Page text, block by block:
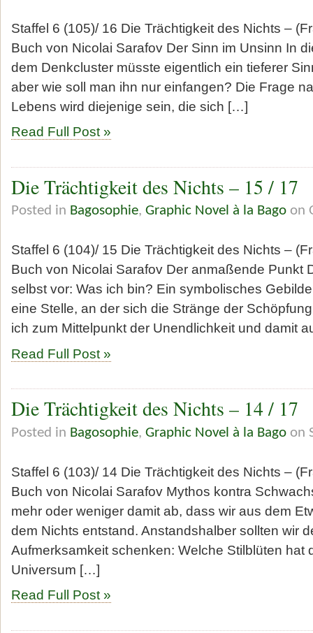
Staffel 6 (105)/ 16 Die Trächtigkeit des Nichts –
Buch von Nicolai Sarafov Der Sinn im Unsinn In
dem Denkcluster müsste eigentlich ein tieferer
aber wie soll man ihn nur einfangen? Die Frage
Lebens wird diejenige sein, die sich […]
Read Full Post »
Die Trächtigkeit des Nichts – 15 / 17
Posted in Bagosophie, Graphic Novel à la Bago on
Staffel 6 (104)/ 15 Die Trächtigkeit des Nichts –
Buch von Nicolai Sarafov Der anmaßende Punkt
selbst vor: Was ich bin? Ein symbolisches
eine Stelle, an der sich die Stränge der
ich zum Mittelpunkt der Unendlichkeit und damit
Read Full Post »
Die Trächtigkeit des Nichts – 14 / 17
Posted in Bagosophie, Graphic Novel à la Bago on
Staffel 6 (103)/ 14 Die Trächtigkeit des Nichts –
Buch von Nicolai Sarafov Mythos kontra
mehr oder weniger damit ab, dass wir aus dem
dem Nichts entstand. Anstandshalber sollten wir
Aufmerksamkeit schenken: Welche Stilblüten hat
Universum […]
Read Full Post »